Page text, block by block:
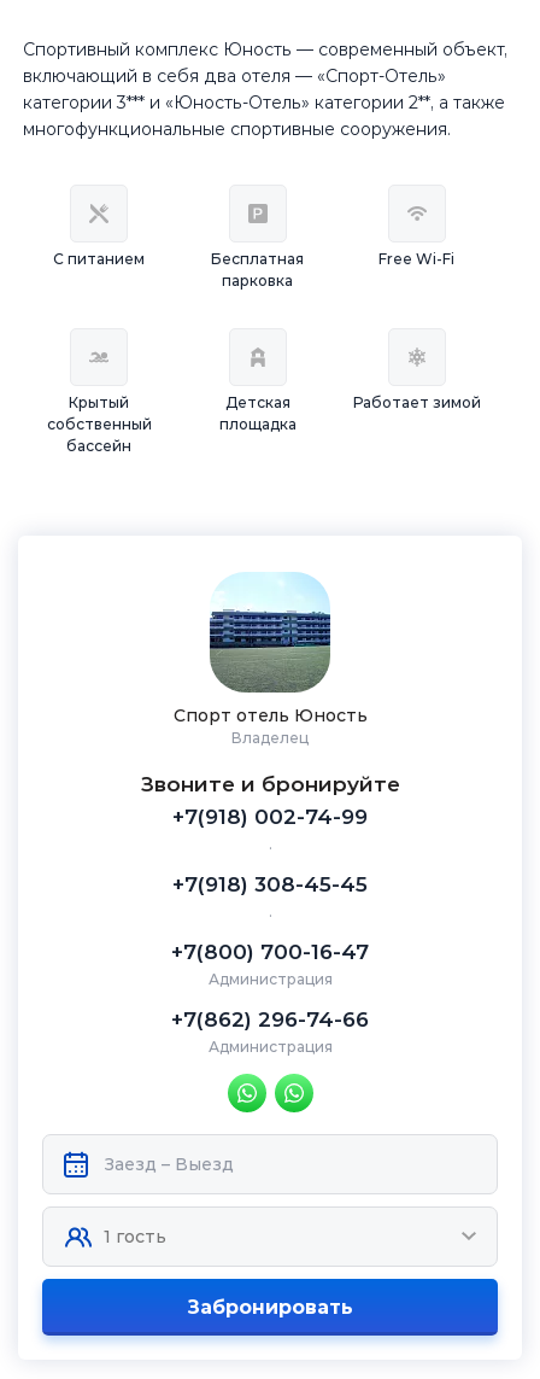
Спортивный комплекс Юность — современный объект,
включающий в себя два отеля — «Спорт-Отель»
категории 3*** и «Юность-Отель» категории 2**, а также
многофункциональные спортивные сооружения.
С питанием
Бесплатная
парковка
Free Wi-Fi
Крытый
собственный
бассейн
Детская
площадка
Работает зимой
Спорт отель Юность
Владелец
Звоните и бронируйте
+7(918) 002-74-99
.
+7(918) 308-45-45
.
+7(800) 700-16-47
Администрация
+7(862) 296-74-66
Администрация
Забронировать